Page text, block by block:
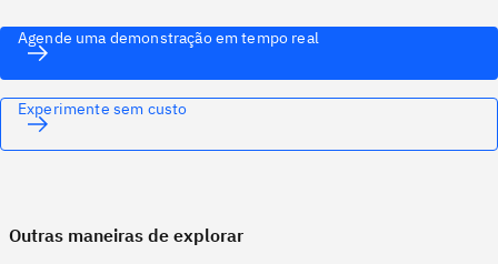
Agende uma demonstração em tempo real
Experimente sem custo
Outras maneiras de explorar